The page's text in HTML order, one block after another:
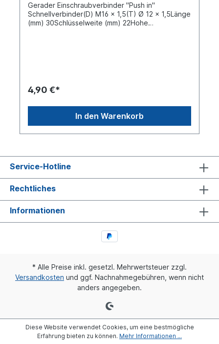
Gerader Einschraubverbinder "Push in"
Schnellverbinder(D) M16 x 1,5(T) Ø 12 x 1,5Länge
(mm) 30Schlüsselweite (mm) 22Hohe
Anschlussstutzen der Steckverbindersysteme
Anzugsdrehmomente sind folgender Tabelle zu
entnehmen. Gewinde Anzugsdrehmoment:M
22x1.5 40 ±2 NmDie Abdichtung gegenüber
dem Rohr erfolgt mit einer Spezialdichtung, die
eine Beschädigung der Dichtzone auf dem
Kunststoffrohr durch das Klemmelement
ausgeschlossen. Die Dichtung wirkt sowohl
gegen Austreten der Luft, als auch gegen das
4,90 €*
In den Warenkorb
Service-Hotline
Rechtliches
Informationen
* Alle Preise inkl. gesetzl. Mehrwertsteuer zzgl.
Versandkosten und ggf. Nachnahmegebühren, wenn nicht
anders angegeben.
Diese Website verwendet Cookies, um eine bestmögliche
Erfahrung bieten zu können. Mehr Informationen ...